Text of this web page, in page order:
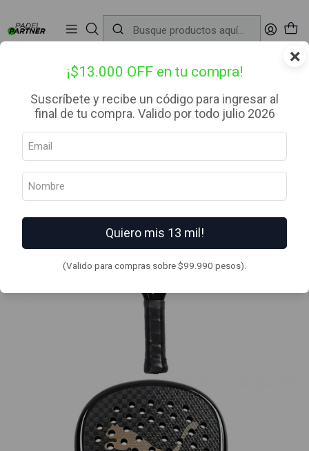
×
¡$13.000 OFF en tu compra!
Suscríbete y recibe un código para ingresar al
final de tu compra. Valido por todo julio 2026
Quiero mis 13 mil!
(Valido para compras sobre $99.990 pesos).
📦 Envío Gratis desde $99.990 — Entrega en RM el mismo día🔥Compra
antes de las 12:00 hrs (día hábil) y recibe hoy mismo.